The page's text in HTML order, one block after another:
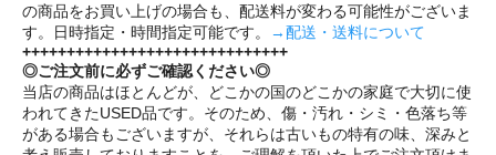
の商品をお買い上げの場合も、配送料が変わる可能性がございま
す。日時指定・時間指定可能です。
→配送・送料について
++++++++++++++++++++++++++++++
◎ご注文前に必ずご確認ください◎
当店の商品はほとんどが、どこかの国のどこかの家庭で大切に使
われてきたUSED品です。そのため、傷・汚れ・シミ・色落ち等
がある場合もございますが、それらは古いもの特有の味、深みと